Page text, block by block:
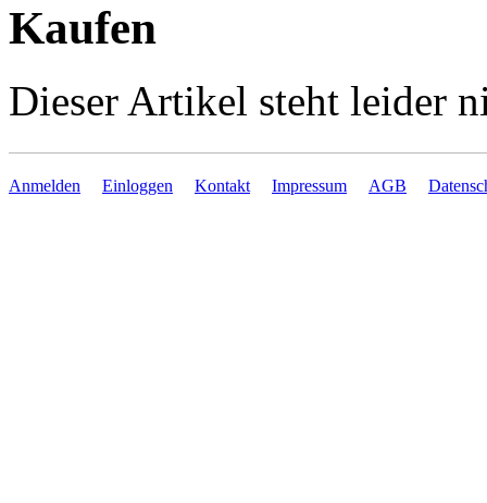
Kaufen
Dieser Artikel steht leider
Anmelden Einloggen Kontakt Impressum AGB